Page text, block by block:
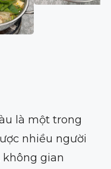
là một trong
nhiều người
không gian